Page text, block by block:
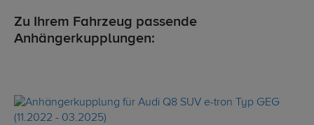
Zu Ihrem Fahrzeug passende
Anhängerkupplungen: